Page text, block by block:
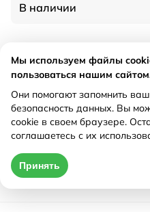
В наличии
Характеристики
Рецепт
от 1 011,06 ₽
Мы используем файлы
пользоваться нашим
Они помогают запомнить
безопасность данных. Вы
cookie в своем браузере.
соглашаетесь с их
Принять